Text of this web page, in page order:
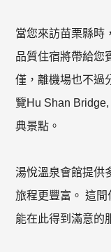
當您來訪苗栗縣時
品質住宿將帶給您
僅，離機場也不過
覽Hu Shan
典景點。
湯悅溫泉會館提供
旅程更豐富。 這
能在此得到滿意的